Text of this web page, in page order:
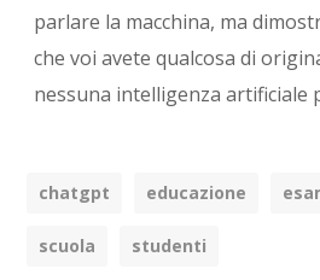
parlare la macchina, ma
che voi avete qualcosa di
nessuna intelligenza artificiale
chatgpt educazione
scuola studenti